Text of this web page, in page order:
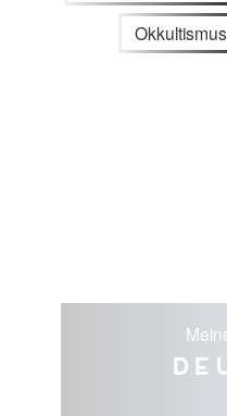
Okkultismus